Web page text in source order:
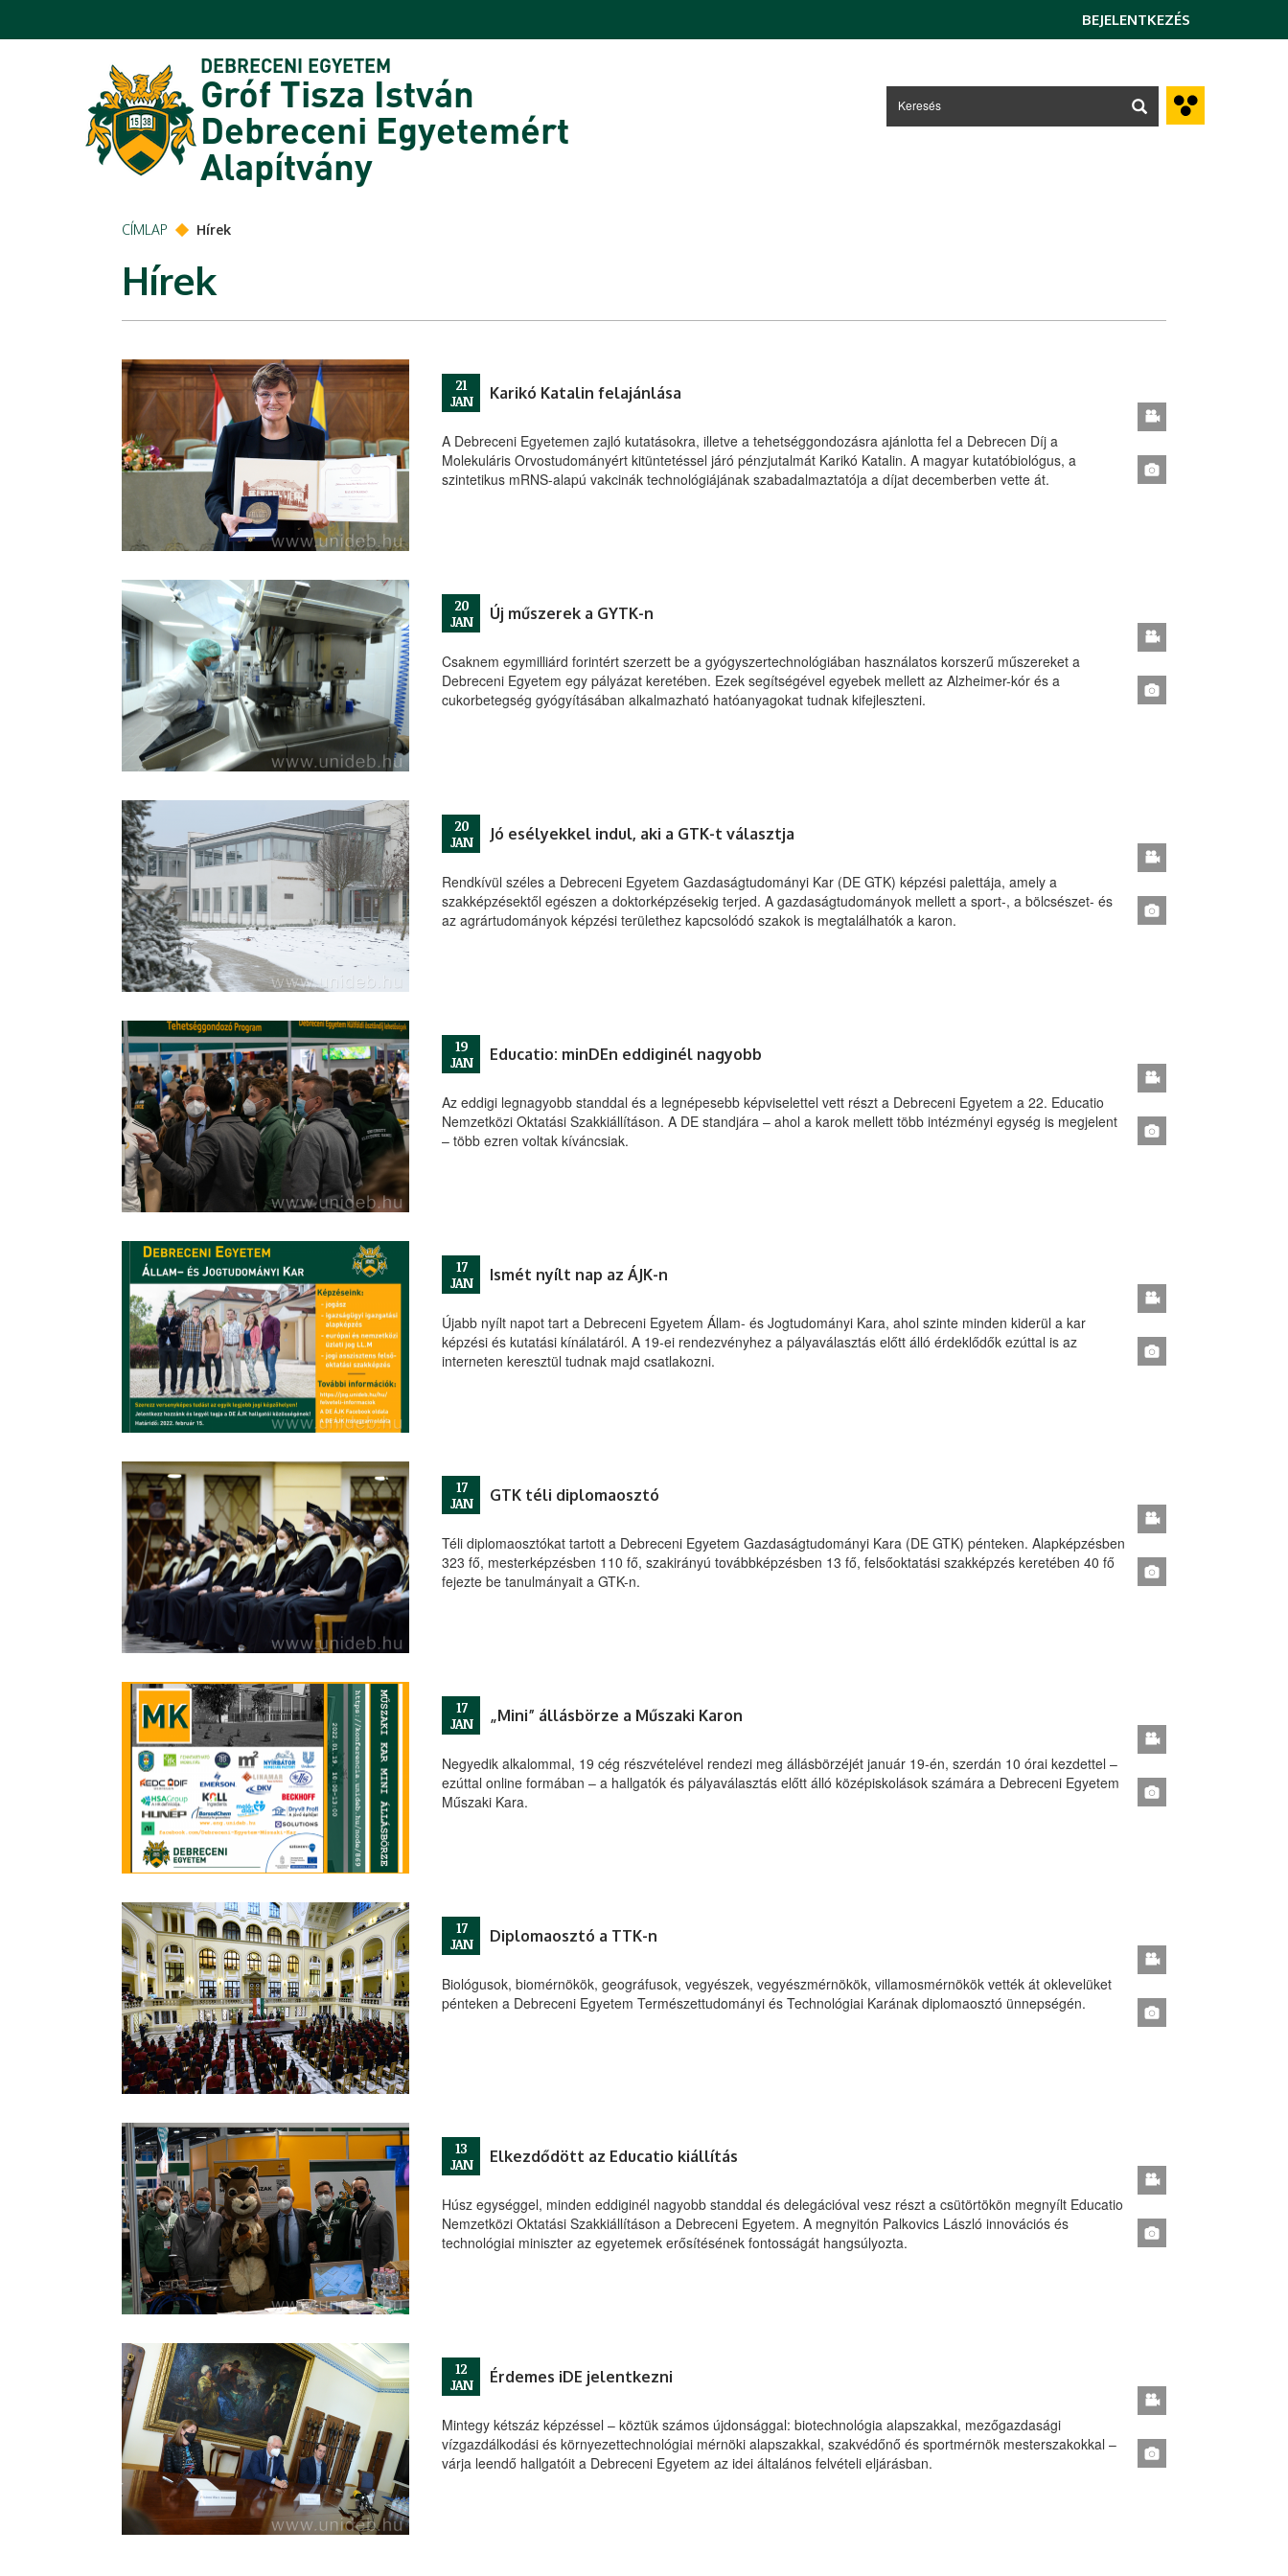
BEJELENTKEZÉS
DEBRECENI EGYETEM
Gróf Tisza István
Debreceni Egyetemért
Alapítvány
CÍMLAP Hírek
Hírek
21
JAN
Karikó Katalin felajánlása
A Debreceni Egyetemen zajló kutatásokra, illetve a tehetséggondozásra ajánlotta fel a Debrecen Díj a
Molekuláris Orvostudományért kitüntetéssel járó pénzjutalmát Karikó Katalin. A magyar kutatóbiológus, a
szintetikus mRNS-alapú vakcinák technológiájának szabadalmaztatója a díjat decemberben vette át.
20
JAN
Új műszerek a GYTK-n
Csaknem egymilliárd forintért szerzett be a gyógyszertechnológiában használatos korszerű műszereket a
Debreceni Egyetem egy pályázat keretében. Ezek segítségével egyebek mellett az Alzheimer-kór és a
cukorbetegség gyógyításában alkalmazható hatóanyagokat tudnak kifejleszteni.
20
JAN
Jó esélyekkel indul, aki a GTK-t választja
Rendkívül széles a Debreceni Egyetem Gazdaságtudományi Kar (DE GTK) képzési palettája, amely a
szakképzésektől egészen a doktorképzésekig terjed. A gazdaságtudományok mellett a sport-, a bölcsészet- és
az agrártudományok képzési területhez kapcsolódó szakok is megtalálhatók a karon.
19
JAN
Educatio: minDEn eddiginél nagyobb
Az eddigi legnagyobb standdal és a legnépesebb képviselettel vett részt a Debreceni Egyetem a 22. Educatio
Nemzetközi Oktatási Szakkiállításon. A DE standjára – ahol a karok mellett több intézményi egység is megjelent
– több ezren voltak kíváncsiak.
17
JAN
Ismét nyílt nap az ÁJK-n
Újabb nyílt napot tart a Debreceni Egyetem Állam- és Jogtudományi Kara, ahol szinte minden kiderül a kar
képzési és kutatási kínálatáról. A 19-ei rendezvényhez a pályaválasztás előtt álló érdeklődők ezúttal is az
interneten keresztül tudnak majd csatlakozni.
17
JAN
GTK téli diplomaosztó
Téli diplomaosztókat tartott a Debreceni Egyetem Gazdaságtudományi Kara (DE GTK) pénteken. Alapképzésben
323 fő, mesterképzésben 110 fő, szakirányú továbbképzésben 13 fő, felsőoktatási szakképzés keretében 40 fő
fejezte be tanulmányait a GTK-n.
17
JAN
„Mini” állásbörze a Műszaki Karon
Negyedik alkalommal, 19 cég részvételével rendezi meg állásbörzéjét január 19-én, szerdán 10 órai kezdettel –
ezúttal online formában – a hallgatók és pályaválasztás előtt álló középiskolások számára a Debreceni Egyetem
Műszaki Kara.
17
JAN
Diplomaosztó a TTK-n
Biológusok, biomérnökök, geográfusok, vegyészek, vegyészmérnökök, villamosmérnökök vették át oklevelüket
pénteken a Debreceni Egyetem Természettudományi és Technológiai Karának diplomaosztó ünnepségén.
13
JAN
Elkezdődött az Educatio kiállítás
Húsz egységgel, minden eddiginél nagyobb standdal és delegációval vesz részt a csütörtökön megnyílt Educatio
Nemzetközi Oktatási Szakkiállításon a Debreceni Egyetem. A megnyitón Palkovics László innovációs és
technológiai miniszter az egyetemek erősítésének fontosságát hangsúlyozta.
12
JAN
Érdemes iDE jelentkezni
Mintegy kétszáz képzéssel – köztük számos újdonsággal: biotechnológia alapszakkal, mezőgazdasági
vízgazdálkodási és környezettechnológiai mérnöki alapszakkal, szakvédőnő és sportmérnök mesterszakokkal –
várja leendő hallgatóit a Debreceni Egyetem az idei általános felvételi eljárásban.